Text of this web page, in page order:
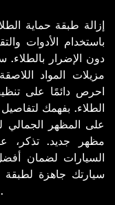
إزالة طبقة حماية
باستخدام الأدوات
دون الإضرار بالطلاء.
مزيلات المواد
احرص دائمًا على
الطلاء. بفهمك
على المظهر الجمالي
مظهر جديد. تذكر،
السيارات لضمان أفضل
سيارتك جاهزة لطبقة
خالٍ من الطبقة الواقية - في وقت قصير.